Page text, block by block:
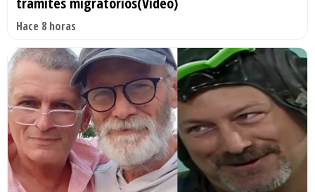
Hace 8 horas